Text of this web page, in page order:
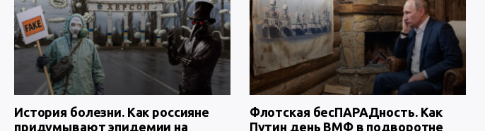
История болезни. Как россияне
придумывают эпидемии на
Флотская бесПАРАДность. Как
Путин день ВМФ в подворотне